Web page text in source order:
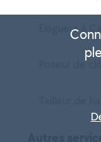
Elagueur à
Poseur de
Tailleur de